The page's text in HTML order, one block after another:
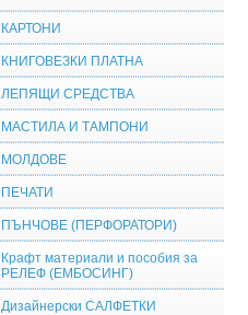
КАРТОНИ
КНИГОВЕЗКИ ПЛАТНА
ЛЕПЯЩИ СРЕДСТВА
МАСТИЛА И ТАМПОНИ
МОЛДОВЕ
ПЕЧАТИ
ПЪНЧОВЕ (ПЕРФОРАТОРИ)
Крафт материали и пособия за
РЕЛЕФ (ЕМБОСИНГ)
Дизайнерски САЛФЕТКИ